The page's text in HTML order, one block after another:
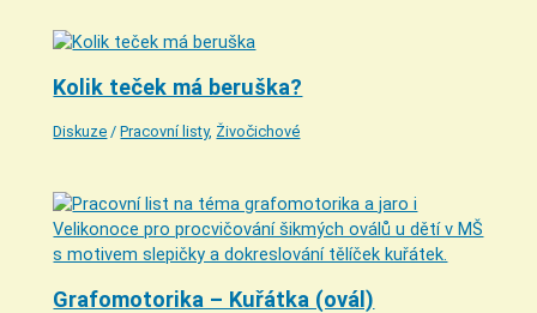
Kolik teček má beruška?
Diskuze /Pracovní listy, Živočichové
Grafomotorika – Kuřátka (ovál)